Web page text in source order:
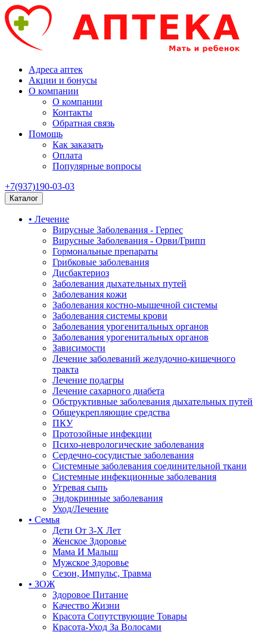
Адреса аптек
Акции и бонусы
О компании
О компании
Контакты
Обратная связь
Помощь
Как заказать
Оплата
Популярные вопросы
+7(937)190-03-03
Каталог
• Лечение
Вирусные Заболевания - Герпес
Вирусные Заболевания - Орви/Грипп
Гормональные препараты
Грибковые заболевания
Дисбактериоз
Заболевания дыхательных путей
Заболевания кожи
Заболевания костно-мышечной системы
Заболевания системы крови
Заболевания урогенитальных органов
Заболевания урогенитальных органов
Зависимости
Лечение заболеваний желудочно-кишечного
тракта
Лечение подагры
Лечение сахарного диабета
Обструктивные заболевания дыхательных путей
Общеукрепляющие средства
ПКУ
Протозойные инфекции
Психо-неврологические заболевания
Сердечно-сосудистые заболевания
Системные заболевания соединительной ткани
Системные инфекционные заболевания
Угревая сыпь
Эндокринные заболевания
Уход/Лечение
• Семья
Дети От 3-Х Лет
Женское Здоровье
Мама И Малыш
Мужское Здоровье
Сезон, Импульс, Травма
• ЗОЖ
Здоровое Питание
Качество Жизни
Красота Сопутствующие Товары
Красота-Уход За Волосами